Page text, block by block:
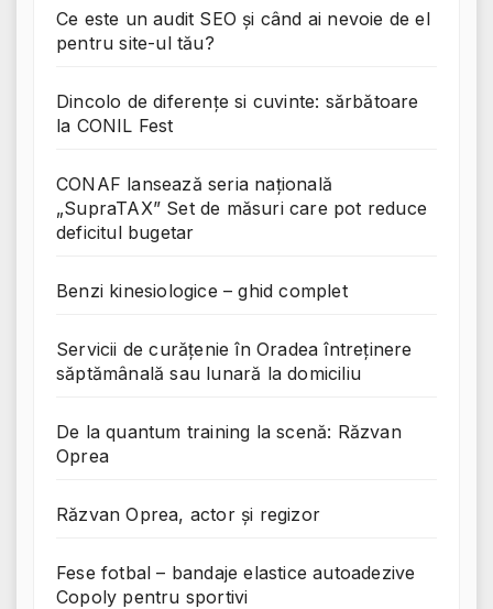
Ce este un audit SEO și când ai nevoie de el
pentru site-ul tău?
Dincolo de diferențe si cuvinte: sărbătoare
la CONIL Fest
CONAF lansează seria națională
„SupraTAX” Set de măsuri care pot reduce
deficitul bugetar
Benzi kinesiologice – ghid complet
Servicii de curățenie în Oradea întreținere
săptămânală sau lunară la domiciliu
De la quantum training la scenă: Răzvan
Oprea
Răzvan Oprea, actor și regizor
Fese fotbal – bandaje elastice autoadezive
Copoly pentru sportivi